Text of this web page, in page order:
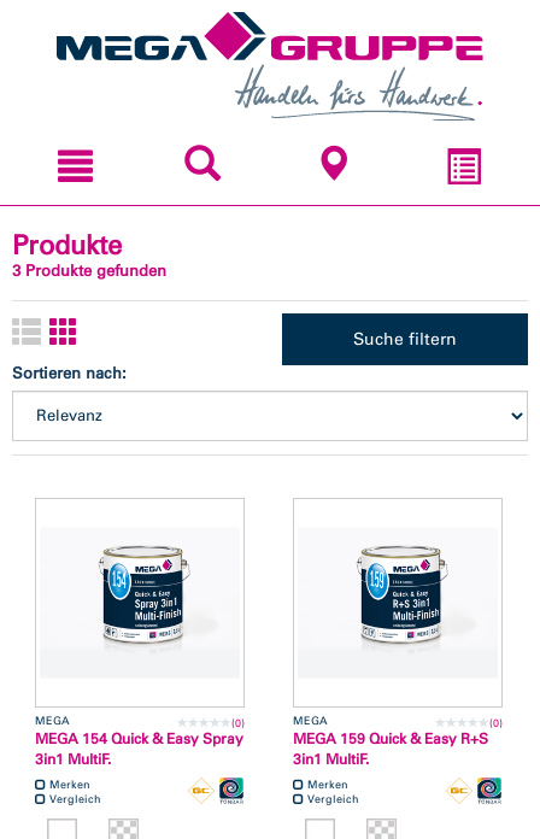
Produkte
3 Produkte gefunden
Suche filtern
Sortieren nach:
MEGA (0)
MEGA 154 Quick & Easy Spray
3in1 MultiF.
Merken
Vergleich
MEGA (0)
MEGA 159 Quick & Easy R+S
3in1 MultiF.
Merken
Vergleich